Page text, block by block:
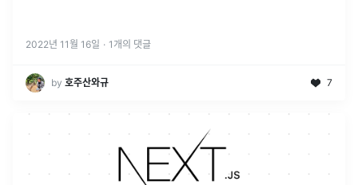
2022년 11월 16일 · 1 개의 댓글
by 호주산와규 7